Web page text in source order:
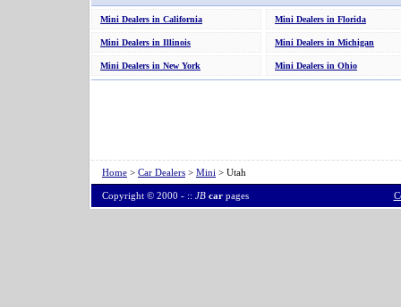
Mini Dealers in California Mini Dealers in Florida
Mini Dealers in Illinois Mini Dealers in Michigan
Mini Dealers in New York Mini Dealers in Ohio
Home > Car Dealers > Mini > Utah
Copyright © 2000 - :: JB car pages